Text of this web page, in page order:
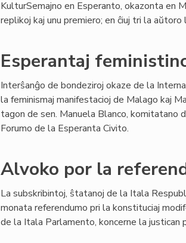
KulturSemajno en Esperanto, okazonta en
replikoj kaj unu premiero; en ĉiuj tri la
Esperantaj
Interŝanĝo de bondeziroj okaze de la
la feminismaj manifestacioj de Malago kaj
tagon de sen. Manuela Blanco, komitatano
Forumo de la Esperanta Civito.
Alvoko por la
La subskribintoj, ŝtatanoj de la Itala
monata referendumo pri la konstituciaj
de la Itala Parlamento, koncerne la justican